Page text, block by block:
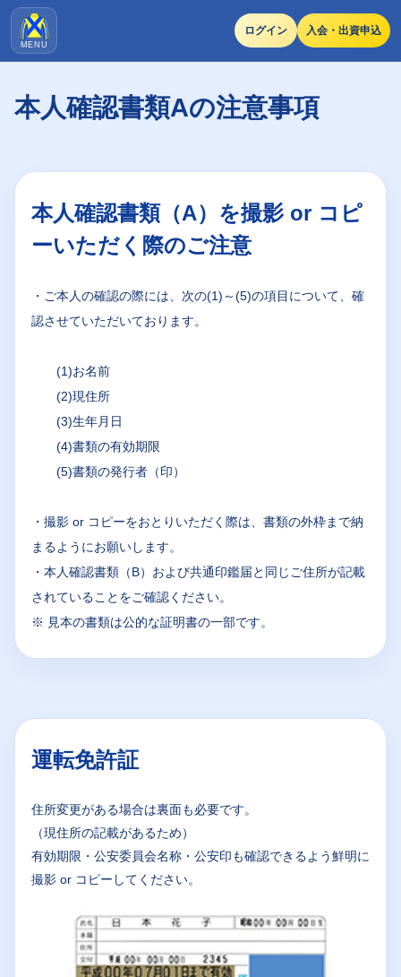
MENU
ログイン 入会・出資申込
本人確認書類Aの注意事項
本人確認書類（A）を撮影 or コピ
ーいただく際のご注意
・ご本人の確認の際には、次の(1)～(5)の項目について、確
認させていただいております。
(1)お名前
(2)現住所
(3)生年月日
(4)書類の有効期限
(5)書類の発行者（印）
・撮影 or コピーをおとりいただく際は、書類の外枠まで納
まるようにお願いします。
・本人確認書類（B）および共通印鑑届と同じご住所が記載
されていることをご確認ください。
※ 見本の書類は公的な証明書の一部です。
運転免許証
住所変更がある場合は裏面も必要です。
（現住所の記載があるため）
有効期限・公安委員会名称・公安印も確認できるよう鮮明に
撮影 or コピーしてください。